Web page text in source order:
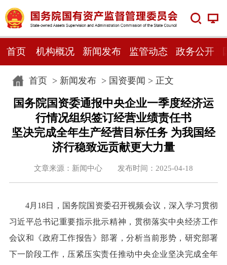
首页 机构概况 新闻发布 监管动态 政务公开
首页> 新闻发布> 国资要闻 > 正文
国务院国资委通报中央企业一季度经济运
行情况组织签订经营业绩责任书
坚决完成全年生产经营目标任务 为我国经
济行稳致远贡献更大力量
文章来源：新闻中心 发布时间：2025-04-18
4月18日，国务院国资委召开视频会议，深入学习贯彻
习近平总书记重要指示批示精神，贯彻落实中央经济工作
会议和《政府工作报告》部署，分析当前形势，研究部署
下一阶段工作，压紧压实责任推动中央企业坚决完成全年